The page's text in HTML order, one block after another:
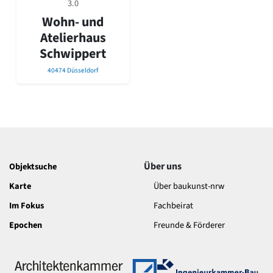
David Chipperfield
Harald Deilmann
Gottfried Böhm
Schneider von Esleben
Peter Behrens
Auszeichnung vorbildlicher Bauten NRW 2020
1950er-70er Jahre
Reformarchitektur
Jugendstil
Klassizismus
Gotik
3.0
Wohn- und
Atelierhaus
Schwippert
40474 Düsseldorf
Objektsuche
Karte
Im Fokus
Epochen
Über uns
Über baukunst-nrw
Fachbeirat
Freunde & Förderer